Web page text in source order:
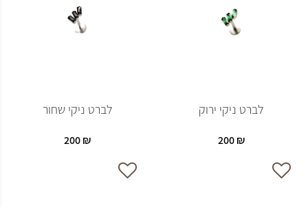
לברט ניקי ירוק
200₪
לברט ניקי שחור
200₪